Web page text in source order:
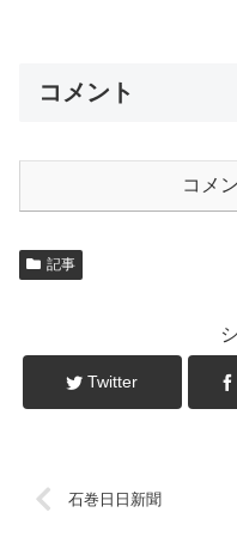
コメント
コメ
記事
Twitter
石巻日日新聞